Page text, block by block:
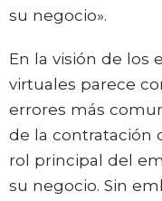
su negocio».
En la visión de los
virtuales parece
errores más
de la contratación
rol principal del
su negocio. Sin